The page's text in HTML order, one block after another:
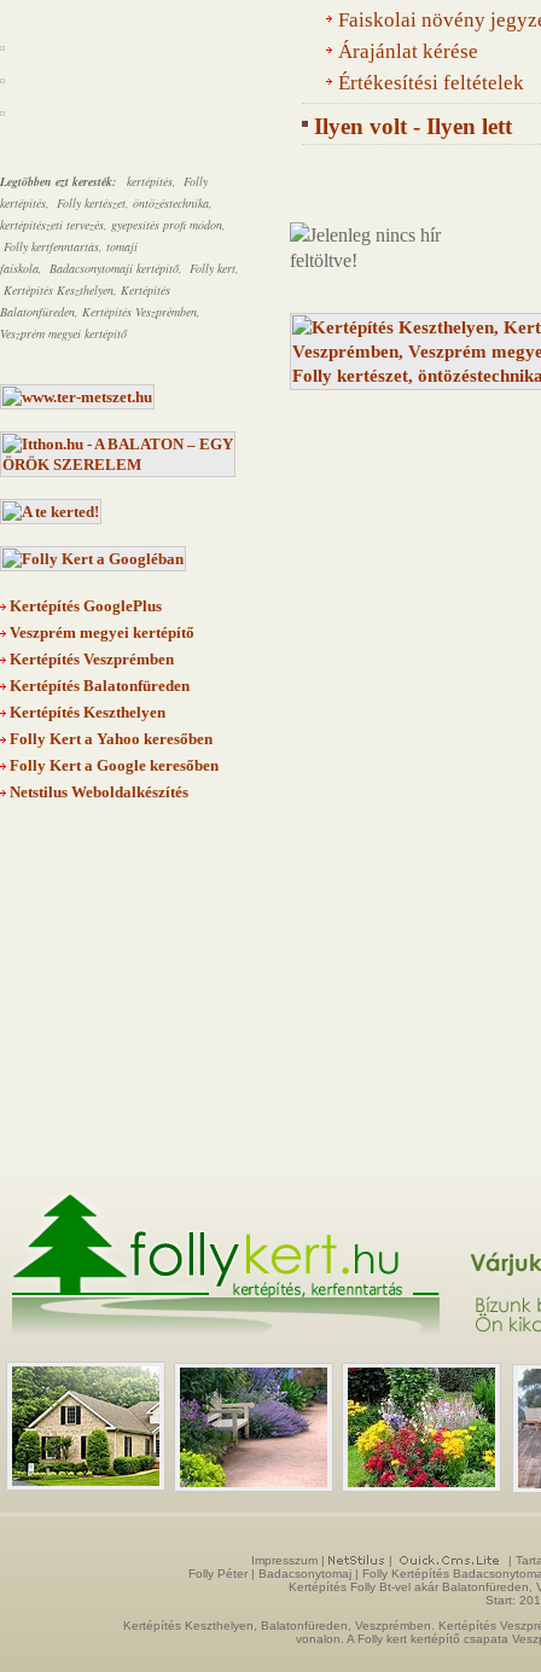
Legtöbben ezt keresték:
kertépítés, Folly
kertépítés, Folly kertészet, öntözéstechnika,
kertépítészeti tervezés, gyepesítés profi módon,
Folly kertfenntartás, tomaji
faiskola, Badacsonytomaji kertépítő, Folly kert,
Kertépítés Keszthelyen, Kertépítés
Balatonfüreden, Kertépítés Veszprémben,
Veszprém megyei kertépítő
Kertépítés GooglePlus
Veszprém megyei kertépítő
Kertépítés Veszprémben
Kertépítés Balatonfüreden
Kertépítés Keszthelyen
Folly Kert a Yahoo keresőben
Folly Kert a Google keresőben
Netstilus Weboldalkészítés
Faiskolai növény
Árajánlat kérése
Értékesítési feltételek
Ilyen volt - Ilyen lett
Impresszum | |
|
Folly Péter | Badacsonytomaj | Folly Kertépítés
Kertépítés Folly Bt-vel akár Balatonfüreden,
Start:
Kertépítés Keszthelyen, Balatonfüreden, Veszprémben. Kertépítés
vonalon. A Folly kert kertépítő csapata